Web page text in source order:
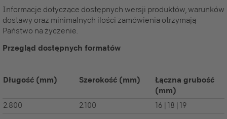
Informacje dotyczące dostępnych wersji produktów, warunków
dostawy oraz minimalnych ilości zamówienia otrzymają
Państwo na życzenie.
Przegląd dostępnych formatów
Długość (mm) Szerokość (mm)
Łączna grubość
(mm)
2.800 2.100 16 | 18 | 19